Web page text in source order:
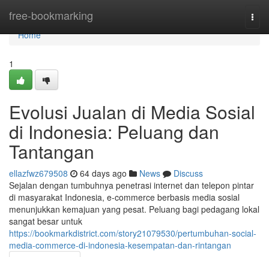
free-bookmarking
Home
Home
1
Evolusi Jualan di Media Sosial
di Indonesia: Peluang dan
Tantangan
ellazfwz679508 64 days ago News
Discuss
Sejalan dengan tumbuhnya penetrasi internet dan telepon pintar
di masyarakat Indonesia, e-commerce berbasis media sosial
menunjukkan kemajuan yang pesat. Peluang bagi pedagang lokal
sangat besar untuk
https://bookmarkdistrict.com/story21079530/pertumbuhan-social-
media-commerce-di-indonesia-kesempatan-dan-rintangan